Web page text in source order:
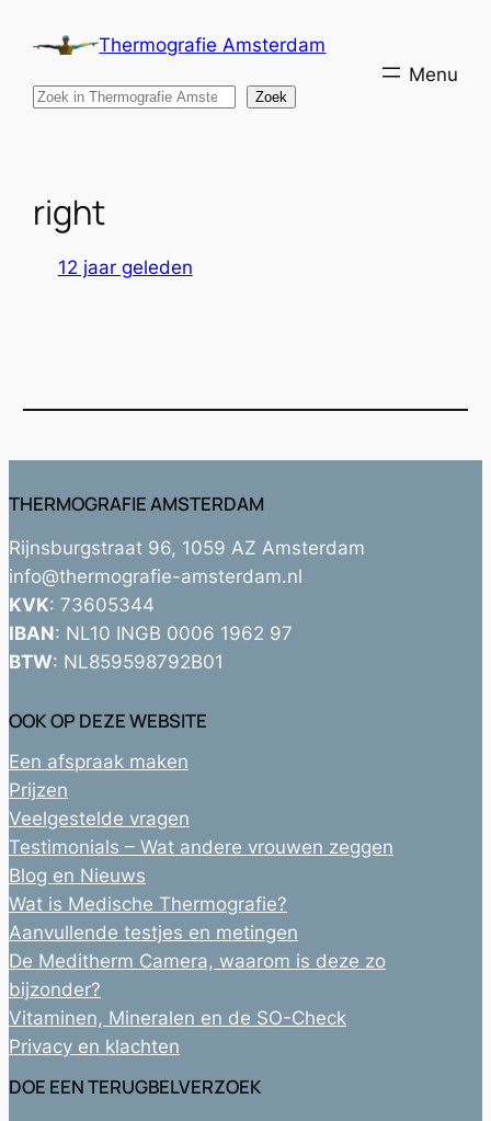
naar
inhoud
Thermografie Amsterdam
Search Zoek
right
12 jaar geleden
THERMOGRAFIE AMSTERDAM
Rijnsburgstraat 96, 1059 AZ Amsterdam
info@thermografie-amsterdam.nl
KVK: 73605344
IBAN: NL10 INGB 0006 1962 97
BTW: NL859598792B01
OOK OP DEZE WEBSITE
Een afspraak maken
Prijzen
Veelgestelde vragen
Testimonials – Wat andere vrouwen zeggen
Blog en Nieuws
Wat is Medische Thermografie?
Aanvullende testjes en metingen
De Meditherm Camera, waarom is deze zo
bijzonder?
Vitaminen, Mineralen en de SO-Check
Privacy en klachten
DOE EEN TERUGBELVERZOEK